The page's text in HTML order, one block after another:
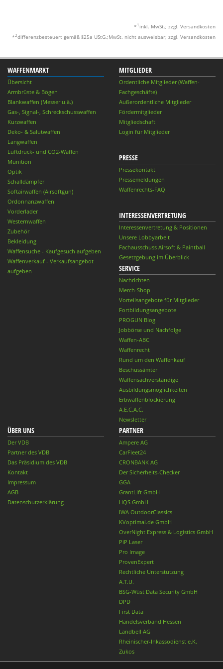
* 1 inkl. MwSt.; zzgl. Versandkosten
*2differenzbesteuert gemäß §25a UStG.;MwSt. nicht ausweisbar; zzgl. Versandkosten
WAFFENMARKT
Übersicht
Armbrüste & Bögen
Blankwaffen (Messer u.ä.)
Gas-, Signal-, Schreckschusswaffen
Kurzwaffen
Deko- & Salutwaffen
Langwaffen
Luftdruck- und CO2-Waffen
Munition
Optik
Schalldämpfer
Softairwaffen (Airsoftgun)
Ordonnanzwaffen
Vorderlader
Westernwaffen
Zubehör
Bekleidung
Waffensuche - Kaufgesuch aufgeben
Waffenverkauf - Verkaufsangebot
aufgeben
MITGLIEDER
Ordentliche Mitglieder (Waffen-
Fachgeschäfte)
Außerordentliche Mitglieder
Fördermitglieder
Mitgliedschaft
Login für Mitglieder
PRESSE
Pressekontakt
Pressemeldungen
Waffenrechts-FAQ
INTERESSENVERTRETUNG
Interessenvertretung & Positionen
Unsere Lobbyarbeit
Fachausschuss Airsoft & Paintball
Gesetzgebung im Überblick
SERVICE
Nachrichten
Merch-Shop
Vorteilsangebote für Mitglieder
Fortbildungsangebote
PROGUN Blog
Jobbörse und Nachfolge
Waffen-ABC
Waffenrecht
Rund um den Waffenkauf
Beschussämter
Waffensachverständige
Ausbildungsmöglichkeiten
Erbwaffenblockierung
A.E.C.A.C.
Newsletter
ÜBER UNS
Der VDB
Partner des VDB
Das Präsidium des VDB
Kontakt
Impressum
AGB
Datenschutzerklärung
PARTNER
Ampere AG
CarFleet24
CRONBANK AG
Der Sicherheits-Checker
GGA
GrantLift GmbH
HQS GmbH
IWA OutdoorClassics
KVoptimal.de GmbH
OverNight Express & Logistics GmbH
PiP Laser
Pro Image
ProvenExpert
Rechtliche Unterstützung
A.T.U.
BSG-Wüst Data Security GmbH
DPD
First Data
Handelsverband Hessen
Landbell AG
Rheinischer-Inkassodienst e.K.
Zukos